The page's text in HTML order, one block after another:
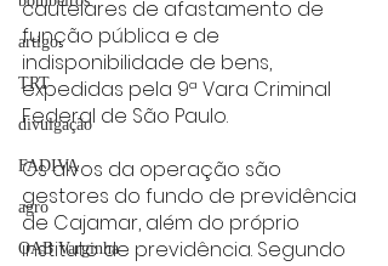
artigo
TRT
divulgação
FADIVA
agro
OAB Varginha
cautelares de afastamento de
função pública e de
indisponibilidade de bens,
expedidas pela 9ª Vara Criminal
Federal de São Paulo.
Os alvos da operação são
gestores do fundo de previdência
de Cajamar, além do próprio
instituto de previdência. Segundo